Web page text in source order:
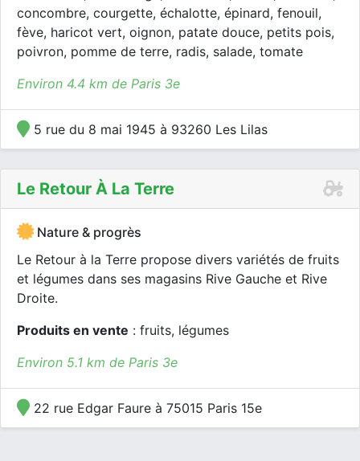
concombre, courgette, échalotte, épinard, fenouil,
fève, haricot vert, oignon, patate douce, petits pois,
poivron, pomme de terre, radis, salade, tomate
Environ 4.4 km de Paris 3e
5 rue du 8 mai 1945 à 93260 Les Lilas
Le Retour À La Terre
Nature & progrès
Le Retour à la Terre propose divers variétés de fruits
et légumes dans ses magasins Rive Gauche et Rive
Droite.
Produits en vente : fruits, légumes
Environ 5.1 km de Paris 3e
22 rue Edgar Faure à 75015 Paris 15e